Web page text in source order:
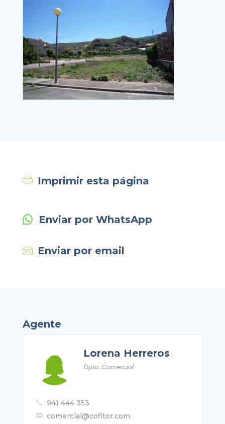
Imprimir esta página
Enviar por WhatsApp
Enviar por email
Agente
Lorena Herreros
Dpto. Comercial
 941 444 353
 comercial@cofitor.com